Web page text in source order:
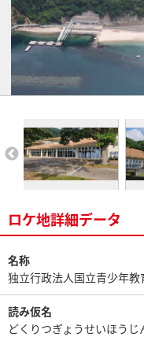
ロケ地詳細データ
名称
独立行政法人国立青少年
読み仮名
どくりつぎょうせいほう